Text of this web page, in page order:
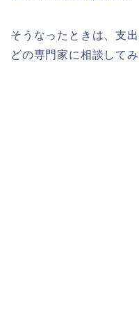
そうなったときは、支
どの専門家に相談してみ